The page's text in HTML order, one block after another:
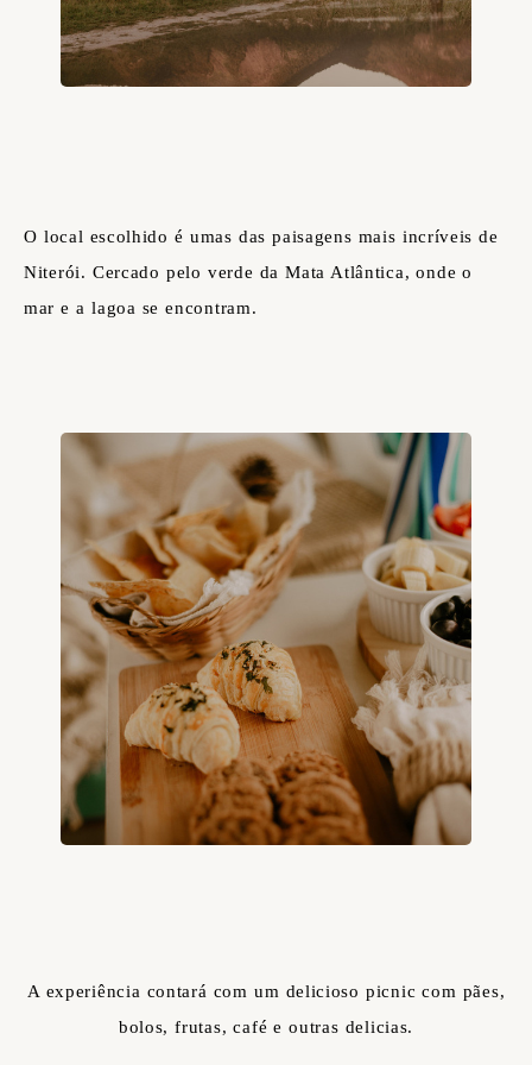
O local escolhido é umas das paisagens mais incríveis de
Niterói. Cercado pelo verde da Mata Atlântica, onde o
mar e a lagoa se encontram.
A experiência contará com um delicioso picnic com pães,
bolos, frutas, café e outras delicias.